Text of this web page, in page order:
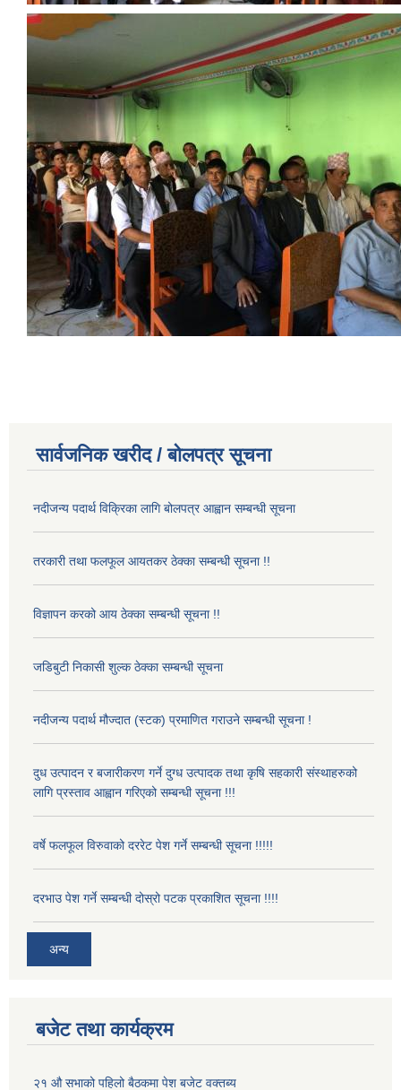
सार्वजनिक खरीद / बोलपत्र सूचना
नदीजन्य पदार्थ विक्रिका लागि बोलपत्र आह्वान सम्बन्धी सूचना
तरकारी तथा फलफूल आयतकर ठेक्का सम्बन्धी सूचना !!
विज्ञापन करको आय ठेक्का सम्बन्धी सूचना !!
जडिबुटी निकासी शुल्क ठेक्का सम्बन्धी सूचना
नदीजन्य पदार्थ मौज्दात (स्टक) प्रमाणित गराउने सम्बन्धी सूचना !
दुध उत्पादन र बजारीकरण गर्ने दुग्ध उत्पादक तथा कृषि सहकारी संस्थाहरुको
लागि प्रस्ताव आह्वान गरिएको सम्बन्धी सूचना !!!
वर्षे फलफूल विरुवाको दररेट पेश गर्ने सम्बन्धी सूचना !!!!!
दरभाउ पेश गर्ने सम्बन्धी दोस्रो पटक प्रकाशित सूचना !!!!
अन्य
बजेट तथा कार्यक्रम
२१ औ सभाको पहिलो बैठकमा पेश बजेट वक्तब्य